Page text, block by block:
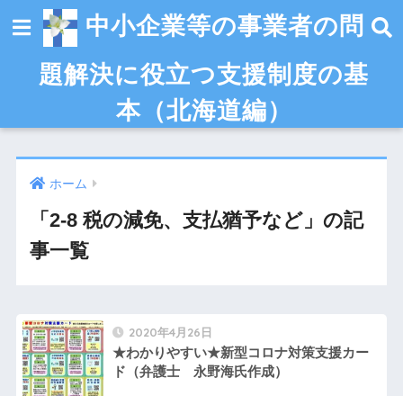
中小企業等の事業者の問
題解決に役立つ支援制度の基
本（北海道編）
ホーム
「2-8 税の減免、支払猶予など」の記
事一覧
2020年4月26日
★わかりやすい★新型コロナ対策支援カー
ド（弁護士 永野海氏作成）